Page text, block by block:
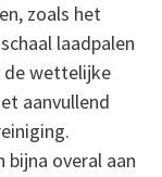
zoals het
laadpalen
de wettelijke
aanvullend
overal aan